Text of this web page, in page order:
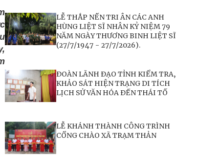
LỄ THẮP NẾN TRI ÂN CÁC ANH
HÙNG LIỆT SĨ NHÂN KỶ NIỆM 79
NĂM NGÀY THƯƠNG BINH LIỆT SĨ
(27/7/1947 - 27/7/2026).
ĐOÀN LÃNH ĐẠO TỈNH KIỂM TRA,
KHẢO SÁT HIỆN TRẠNG DI TÍCH
LỊCH SỬ VĂN HÓA ĐỀN THÁI TỐ
LỄ KHÁNH THÀNH CÔNG TRÌNH
CỔNG CHÀO XÃ TRẠM THẢN